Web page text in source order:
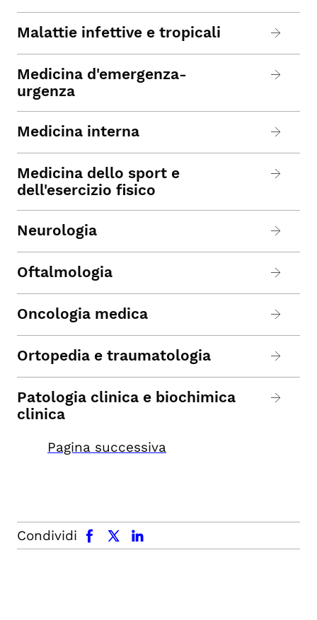
Malattie infettive e tropicali
Medicina d'emergenza-
urgenza
Medicina interna
Medicina dello sport e
dell'esercizio fisico
Neurologia
Oftalmologia
Oncologia medica
Ortopedia e traumatologia
Patologia clinica e biochimica
clinica
Pagina successiva
Condividi
facebook x.com linkedin